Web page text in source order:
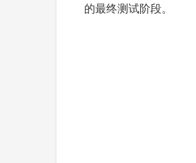
的最终测试阶段。